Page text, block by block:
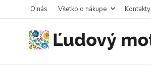
O nás Všetko o nákupe Kontakty